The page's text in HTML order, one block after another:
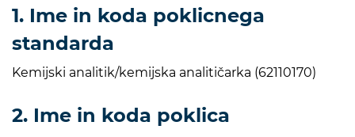
1. Ime in koda poklicnega
standarda
Kemijski analitik/kemijska analitičarka (62110170)
2. Ime in koda poklica